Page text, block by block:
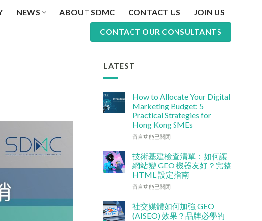
NEWS ABOUT SDMC CONTACT US JOIN US
CONTACT OUR CONSULTANTS
LATEST
How to Allocate Your Digital
Marketing Budget: 5
Practical Strategies for
Hong Kong SMEs
在
碼
行
銷
預
算
分
配？
留言功能已關閉
技術基建檢查清單：如何讓
網站變 GEO 機器友好？完整
HTML 設定指南
在
術
基
建
留言功能已關閉
社交媒體如何加強 GEO
(AISEO) 效果？品牌必學的